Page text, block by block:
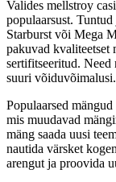
Valides mellstroy
populaarsust.
Starburst või Mega
pakuvad kvaliteetset
sertifitseeritud.
suuri võiduvõimalusi.
Populaarsed
mis muudavad
mäng saada uusi
nautida värsket
arengut ja proovida